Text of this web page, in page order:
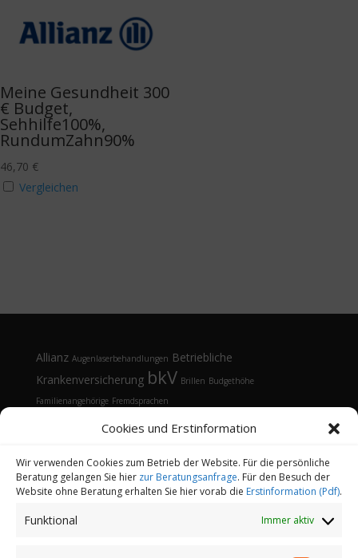
Cookies und Erstinformation
Wir verwenden Cookies zum Betrieb der Website. Für die persönliche
Beratung gelangen Sie hier zur Beratungsanfrage. Für den Besuch der
Website ohne Beratung erhalten Sie hier vorab die Erstinformation (Pdf).
Funktional Immer aktiv
Meine Gesundheit 300
€ Budget,
Sehhilfe100%,
RundumZahn90%
46,70 €
Vergleichen
Allianz Augenlaserbehandlungen Betriebliche
Krankenversicherung bkV Brillen Budgethöhe
Familienangehörige Fremdsprachen
Gesundheitsmanagement Gesundheitstelefon
Sonnenbrille Tarifvergleich Vorsorgeuntersuchungen Vorteile
Öffnungsfenster